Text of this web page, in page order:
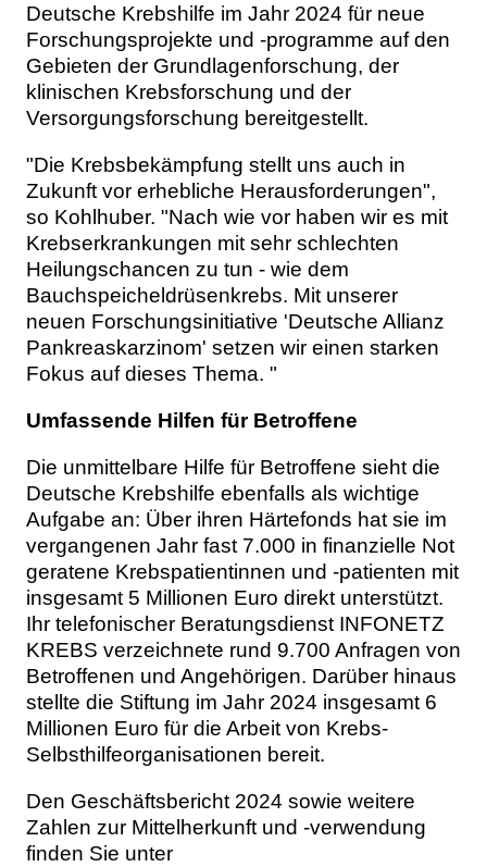
Deutsche Krebshilfe im Jahr 2024 für neue
Forschungsprojekte und -programme auf den
Gebieten der Grundlagenforschung, der
klinischen Krebsforschung und der
Versorgungsforschung bereitgestellt.
"Die Krebsbekämpfung stellt uns auch in
Zukunft vor erhebliche Herausforderungen",
so Kohlhuber. "Nach wie vor haben wir es mit
Krebserkrankungen mit sehr schlechten
Heilungschancen zu tun - wie dem
Bauchspeicheldrüsenkrebs. Mit unserer
neuen Forschungsinitiative 'Deutsche Allianz
Pankreaskarzinom' setzen wir einen starken
Fokus auf dieses Thema. "
Umfassende Hilfen für Betroffene
Die unmittelbare Hilfe für Betroffene sieht die
Deutsche Krebshilfe ebenfalls als wichtige
Aufgabe an: Über ihren Härtefonds hat sie im
vergangenen Jahr fast 7.000 in finanzielle Not
geratene Krebspatientinnen und -patienten mit
insgesamt 5 Millionen Euro direkt unterstützt.
Ihr telefonischer Beratungsdienst INFONETZ
KREBS verzeichnete rund 9.700 Anfragen von
Betroffenen und Angehörigen. Darüber hinaus
stellte die Stiftung im Jahr 2024 insgesamt 6
Millionen Euro für die Arbeit von Krebs-
Selbsthilfeorganisationen bereit.
Den Geschäftsbericht 2024 sowie weitere
Zahlen zur Mittelherkunft und -verwendung
finden Sie unter